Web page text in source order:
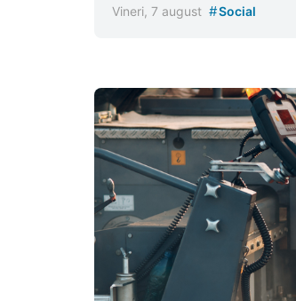
Vineri, 7 august #Social